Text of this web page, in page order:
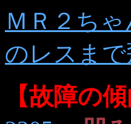
ＭＲ２ち
のレスまで
【故障の